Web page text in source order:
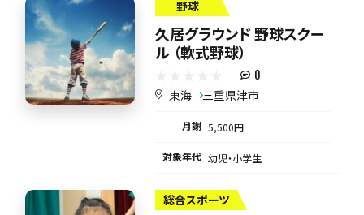
野球
久居グラウンド 野球スクー
ル （軟式野球）
0
東海 三重県津市
月謝 5,500円
対象年代 幼児・小学生
総合スポーツ